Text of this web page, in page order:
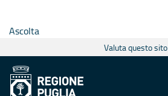
Ascolta
Valuta questo sito